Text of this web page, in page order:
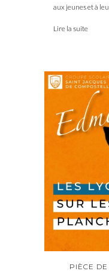
aux jeunes et à
Lire la suite
PIÈCE